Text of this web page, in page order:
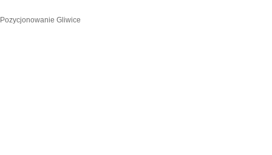
Pozycjonowanie Gliwice